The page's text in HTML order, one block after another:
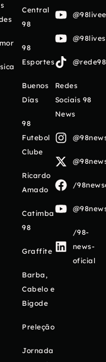
Central
98
98
Esportes
Buenos
Días
98
Futebol
Clube
Ricardo
Amado
Catimba
98
Graffite
Barba,
Cabelo e
Bigode
Preleção
Jornada
Redes
Sociais 98
News
/
/98-
news-
oficial